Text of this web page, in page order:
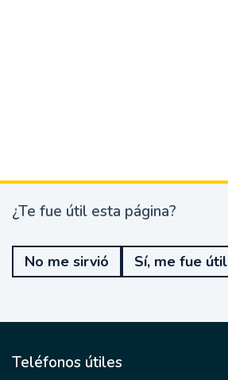
¿
e
u
t
l
¿Te fue útil esta página?
No me sirvió Sí, me fue útil
Teléfonos útiles